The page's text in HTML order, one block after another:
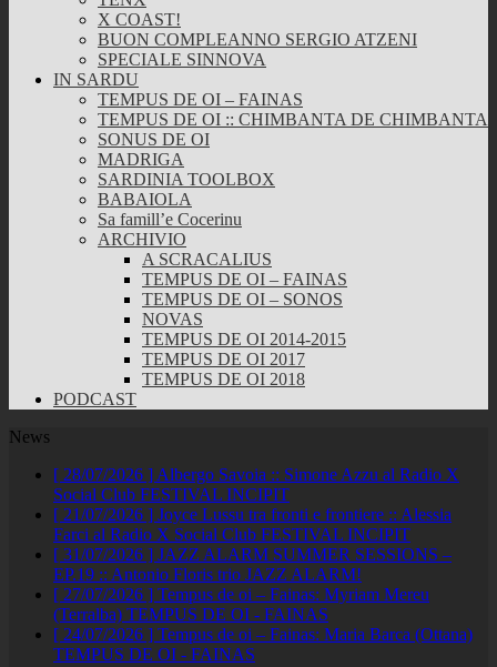
X COAST!
BUON COMPLEANNO SERGIO ATZENI
SPECIALE SINNOVA
IN SARDU
TEMPUS DE OI – FAINAS
TEMPUS DE OI :: CHIMBANTA DE CHIMBANTA
SONUS DE OI
MADRIGA
SARDINIA TOOLBOX
BABAIOLA
Sa famill’e Cocerinu
ARCHIVIO
A SCRACALIUS
TEMPUS DE OI – FAINAS
TEMPUS DE OI – SONOS
NOVAS
TEMPUS DE OI 2014-2015
TEMPUS DE OI 2017
TEMPUS DE OI 2018
PODCAST
News
[ 28/07/2026 ] Albergo Savoia :: Simone Azzu al Radio X
Social Club FESTIVAL INCIPIT
[ 21/07/2026 ] Joyce Lussu tra fronti e frontiere :: Alessia
Farci al Radio X Social Club FESTIVAL INCIPIT
[ 31/07/2026 ] JAZZ ALARM SUMMER SESSIONS –
EP.19 :: Antonio Floris trio JAZZ ALARM!
[ 27/07/2026 ] Tempus de oi – Fainas: Myriam Mereu
(Terralba) TEMPUS DE OI - FAINAS
[ 24/07/2026 ] Tempus de oi – Fainas: Maria Barca (Ottana)
TEMPUS DE OI - FAINAS